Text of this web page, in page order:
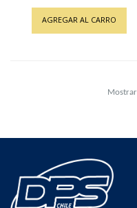
AGREGAR AL CARRO
Mostrar